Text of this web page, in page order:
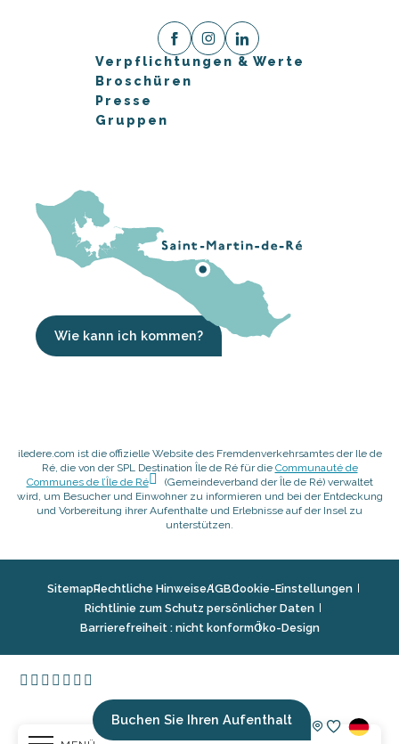
Buchen Sie Ihren Aufenthalt
Verpflichtungen & Werte
Broschüren
Presse
Gruppen
Wie kann ich kommen?
iledere.com ist die offizielle Website des Fremdenverkehrsamtes der Ile de
Ré, die von der SPL Destination Île de Ré für die Communauté de
Communes de l’Île de Ré
(Gemeindeverband der Île de Ré) verwaltet
wird, um Besucher und Einwohner zu informieren und bei der Entdeckung
und Vorbereitung ihrer Aufenthalte und Erlebnisse auf der Insel zu
unterstützen.
SitemapRechtliche HinweiseAGBCookie-Einstellungen
Richtlinie zum Schutz persönlicher Daten
Barrierefreiheit : nicht konformÖko-Design